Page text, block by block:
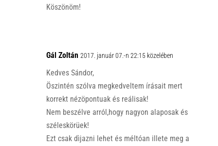
Köszönöm!
Gál Zoltán 2017. január 07.-n 22:15 közelében
Kedves Sándor,
Öszintén szólva megkedveltem írásait mert
korrekt nézöpontuak és reálisak!
Nem beszélve arról,hogy nagyon alaposak és
széleskörüek!
Ezt csak dìjazni lehet és méltóan illete meg a